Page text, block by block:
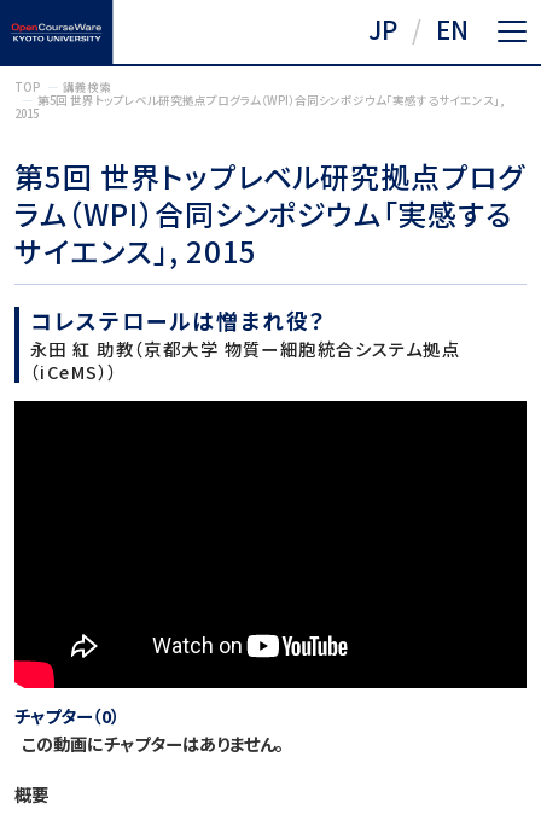
JP EN
TOP 講義検索
第5回 世界トップレベル研究拠点プログラム（WPI）合同シンポジウム「実感するサイエンス」,
2015
第5回 世界トップレベル研究拠点プログ
ラム（WPI）合同シンポジウム「実感する
サイエンス」, 2015
コレステロールは憎まれ役？
永田 紅 助教（京都大学 物質ー細胞統合システム拠点
（iCeMS））
チャプター（0）
この動画にチャプターはありません。
概要